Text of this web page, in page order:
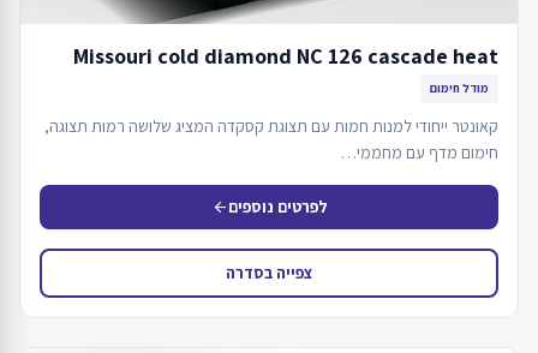
Missouri cold diamond NC 126 cascade heat
מודל חימום
קאונטר ייחודי למנות חמות עם תצוגת קסקדה המציג שלושה רמות תצוגה,
חימום מדף עם מחממי…
לפרטים נוספיםarrow_back
צפייה בסדרה